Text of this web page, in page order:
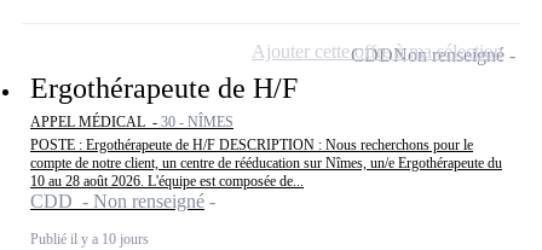
Ergothérapeute de H/F
APPEL MÉDICAL - 30 - NÎMES
POSTE : Ergothérapeute de H/F DESCRIPTION : Nous recherchons pour le
compte de notre client, un centre de rééducation sur Nîmes, un/e Ergothérapeute du
10 au 28 août 2026. L'équipe est composée de...
CDD - Non renseigné
Publié il y a 10 jours
CDDNon renseigné
Ajouter cette offre à ma sélection